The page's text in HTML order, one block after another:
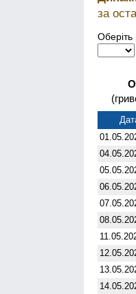
за
Оберіть